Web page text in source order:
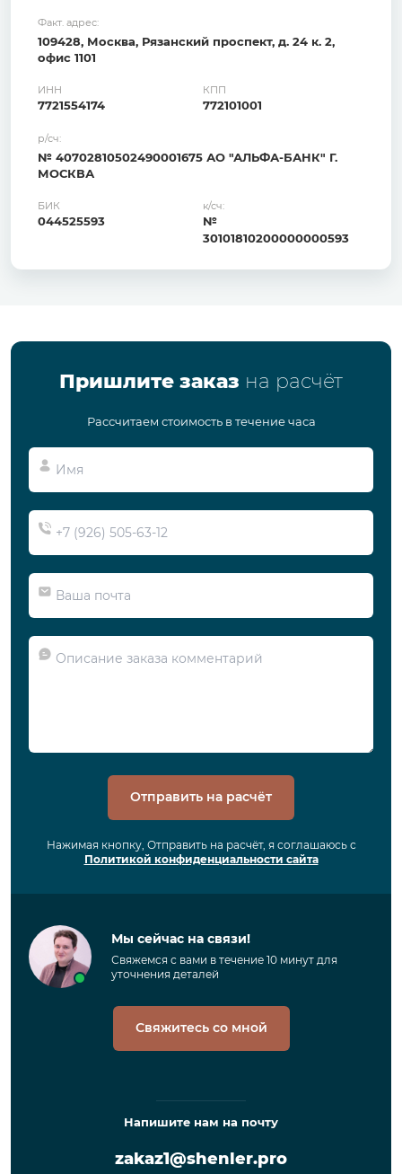
Факт. адрес:
109428, Москва, Рязанский проспект, д. 24 к. 2,
офис 1101
ИНН
7721554174
КПП
772101001
р/сч:
№ 40702810502490001675 АО "АЛЬФА-БАНК" Г.
МОСКВА
БИК
044525593
к/сч:
№
30101810200000000593
Пришлите заказ на расчёт
Рассчитаем стоимость в течение часа
Отправить на расчёт
Нажимая кнопку, Отправить на расчёт, я соглашаюсь с
Политикой конфиденциальности сайта
Мы сейчас на связи!
Свяжемся с вами в течение 10 минут для
уточнения деталей
Свяжитесь со мной
Напишите нам на почту
zakaz1@shenler.pro